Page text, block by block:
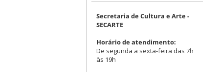
Secretaria de Cultura e Arte -
SECARTE
Horário de atendimento:
De segunda a sexta-feira das 7h
às 19h